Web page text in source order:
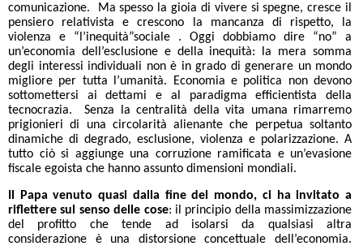
comunicazione. Ma spesso la gioia di vivere si spegne, cresce il
pensiero relativista e crescono la mancanza di rispetto, la
violenza e “l’inequità”sociale . Oggi dobbiamo dire “no” a
un’economia dell’esclusione e della inequità: la mera somma
degli interessi individuali non è in grado di generare un mondo
migliore per tutta l’umanità. Economia e politica non devono
sottomettersi ai dettami e al paradigma efficientista della
tecnocrazia. Senza la centralità della vita umana rimarremo
prigionieri di una circolarità alienante che perpetua soltanto
dinamiche di degrado, esclusione, violenza e polarizzazione. A
tutto ciò si aggiunge una corruzione ramificata e un’evasione
fiscale egoista che hanno assunto dimensioni mondiali.
Il Papa venuto quasi dalla fine del mondo, ci ha invitato a
riflettere sul senso delle cose: il principio della massimizzazione
del profitto che tende ad isolarsi da qualsiasi altra
considerazione è una distorsione concettuale dell’economia.